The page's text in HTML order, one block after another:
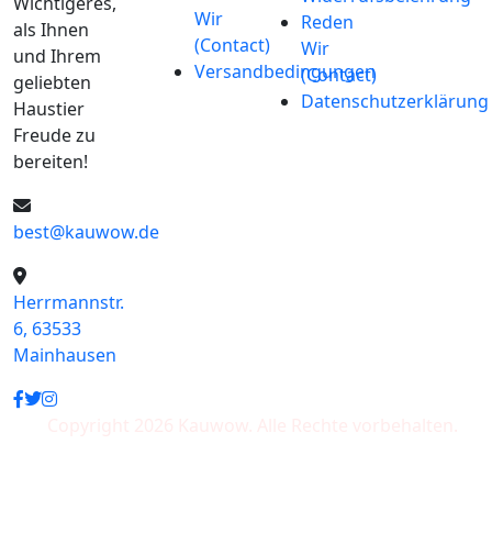
als Ihnen
und Ihrem
geliebten
Haustier
Freude zu
bereiten!
best@kauwow.de
Herrmannstr.
6, 63533
Mainhausen
Wir
(Contact)
Versandbedingungen
Reden
Wir
(Contact)
Datenschutzerklärung